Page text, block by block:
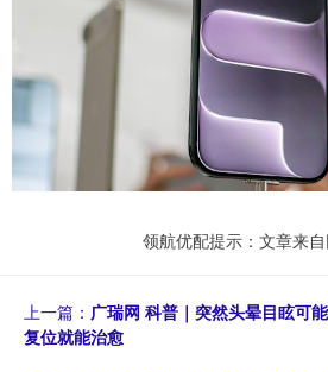
领航优配提示：文章来
上一篇： 广瑞网 科普｜突然头晕目眩可
复位就能治愈